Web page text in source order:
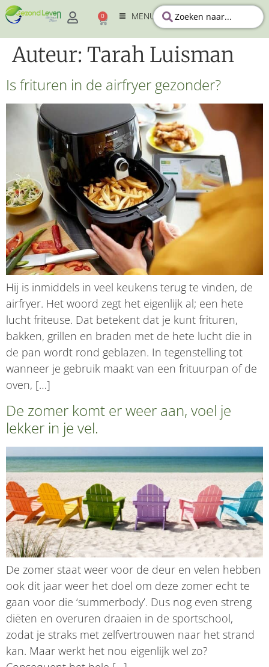
0 MENU
Auteur: Tarah Luisman
Is frituren in de airfryer gezonder?
Hij is inmiddels in veel keukens terug te vinden, de
airfryer. Het woord zegt het eigenlijk al; een hete
lucht friteuse. Dat betekent dat je kunt frituren,
bakken, grillen en braden met de hete lucht die in
de pan wordt rond geblazen. In tegenstelling tot
wanneer je gebruik maakt van een frituurpan of de
oven, […]
De zomer komt er weer aan, voel je
lekker in je vel.
De zomer staat weer voor de deur en velen hebben
ook dit jaar weer het doel om deze zomer echt te
gaan voor die ‘summerbody’. Dus nog even streng
diëten en overuren draaien in de sportschool,
zodat je straks met zelfvertrouwen naar het strand
kan. Maar werkt het nou eigenlijk wel zo?